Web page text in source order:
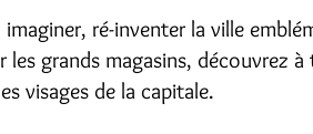
ré-inventer la ville
grands magasins, découvrez
visages de la capitale.